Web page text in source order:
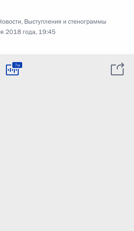
, Выступления и стенограммы
2018 года, 19:45
7м